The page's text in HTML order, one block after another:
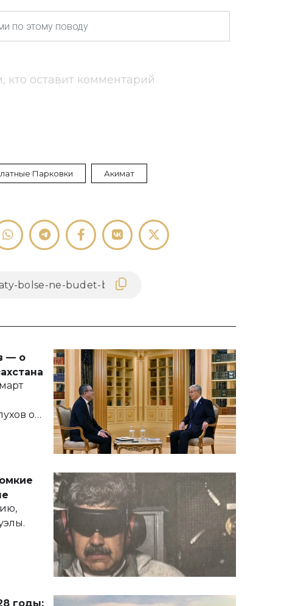
кто оставит комментарий
Парковки Акимат
— о
о
годы: